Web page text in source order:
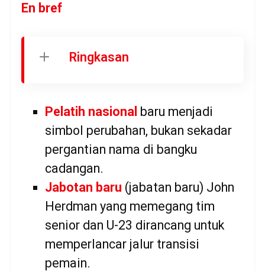
En bref
Ringkasan
Pelatih nasional baru menjadi
simbol perubahan, bukan sekadar
pergantian nama di bangku
cadangan.
Jabotan baru (jabatan baru) John
Herdman yang memegang tim
senior dan U-23 dirancang untuk
memperlancar jalur transisi
pemain.